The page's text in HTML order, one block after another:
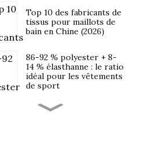
Top 10 des fabricants de
tissus pour maillots de
bain en Chine (2026)
86-92 % polyester + 8-
14 % élasthanne : le ratio
idéal pour les vêtements
de sport
Approvisionnement en
tissus pour vêtements